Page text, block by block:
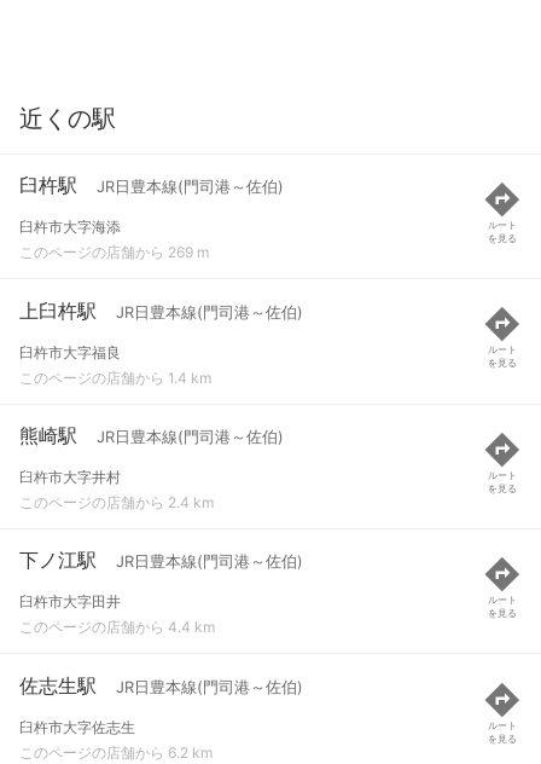
近くの駅
臼杵駅 JR日豊本線(門司港～佐伯)
臼杵市大字海添
このページの店舗から 269 m
ルート
を見る
上臼杵駅 JR日豊本線(門司港～佐伯)
臼杵市大字福良
このページの店舗から 1.4 km
ルート
を見る
熊崎駅 JR日豊本線(門司港～佐伯)
臼杵市大字井村
このページの店舗から 2.4 km
ルート
を見る
下ノ江駅 JR日豊本線(門司港～佐伯)
臼杵市大字田井
このページの店舗から 4.4 km
ルート
を見る
佐志生駅 JR日豊本線(門司港～佐伯)
臼杵市大字佐志生
このページの店舗から 6.2 km
ルート
を見る